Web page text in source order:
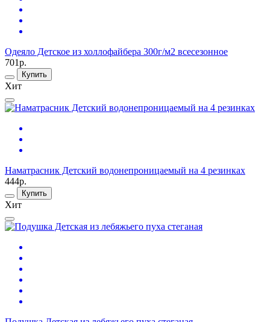
Одеяло Детское из холлофайбера 300г/м2 всесезонное
701р.
Купить
Хит
Наматрасник Детский водонепроницаемый на 4 резинках
444р.
Купить
Хит